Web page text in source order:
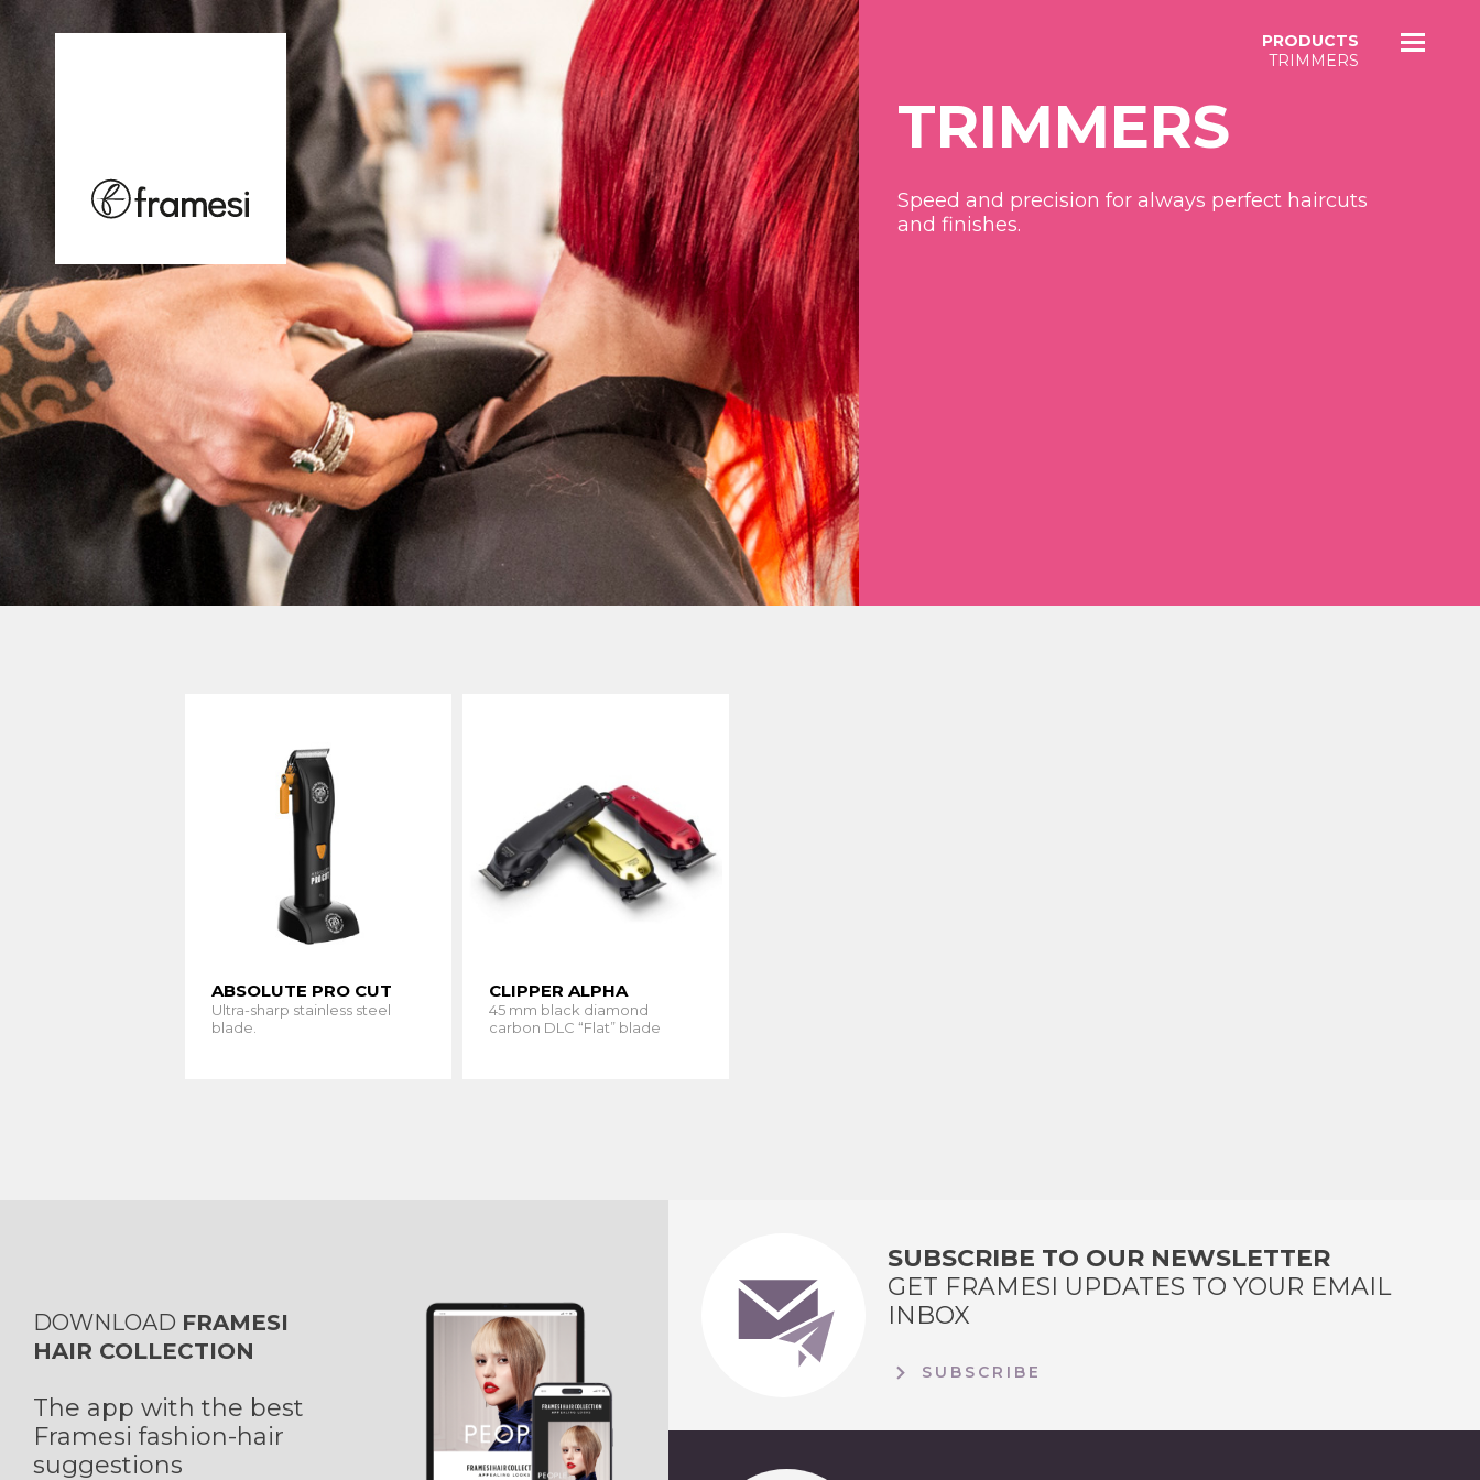
PRODUCTS
TRIMMERS
TRIMMERS
Speed ​​and precision for always perfect haircuts
and finishes.
ABSOLUTE PRO CUT
Ultra-sharp stainless steel
blade.
CLIPPER ALPHA
45 mm black diamond
carbon DLC “Flat” blade
DOWNLOAD FRAMESI
HAIR COLLECTION
The app with the best
Framesi fashion-hair
suggestions
SUBSCRIBE TO OUR NEWSLETTER
GET FRAMESI UPDATES TO YOUR EMAIL
INBOX
SUBSCRIBE